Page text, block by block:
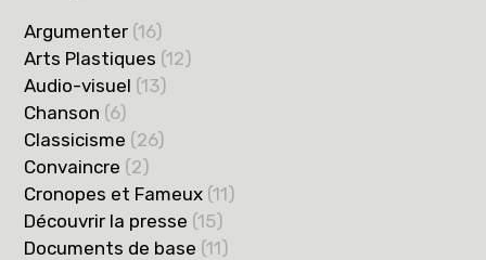
Argumenter (16)
Arts Plastiques (12)
Audio-visuel (13)
Chanson (6)
Classicisme (26)
Convaincre (2)
Cronopes et Fameux (11)
Découvrir la presse (15)
Documents de base (11)